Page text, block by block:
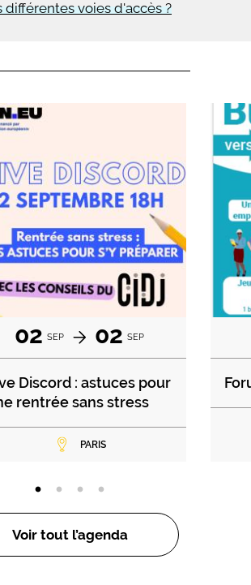
différentes voies d'accès ?
02 SEP 02 SEP
Discord : astuces pour
rentrée sans stress
PARIS
Voir tout l’agenda